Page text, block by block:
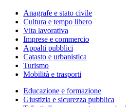
Anagrafe e stato civile
Cultura e tempo libero
Vita lavorativa
Imprese e commercio
Appalti pubblici
Catasto e urbanistica
Turismo
Mobilità e trasporti
Educazione e formazione
Giustizia e sicurezza pubblica